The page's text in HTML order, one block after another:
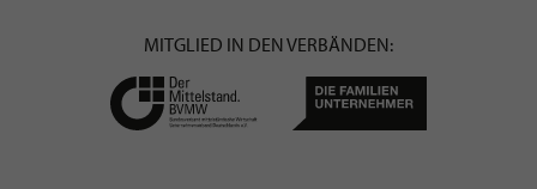
MITGLIED IN DEN VERBÄNDEN: